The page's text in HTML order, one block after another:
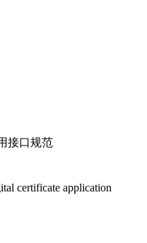
接口规范
certificate application